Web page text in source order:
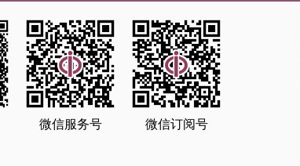
微信服务号 微信订阅号